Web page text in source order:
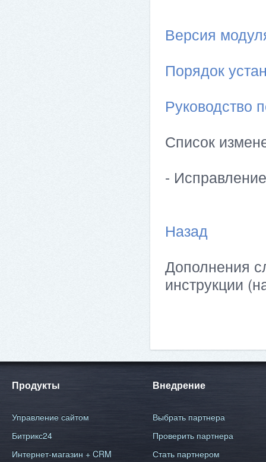
Версия
Порядок
Руководство
Список
-
Назад
Дополнения
инструкции
Продукты
Управление сайтом
Битрикс24
Интернет-магазин + CRM
Внедрение
Выбрать партнера
Проверить партнера
Стать партнером